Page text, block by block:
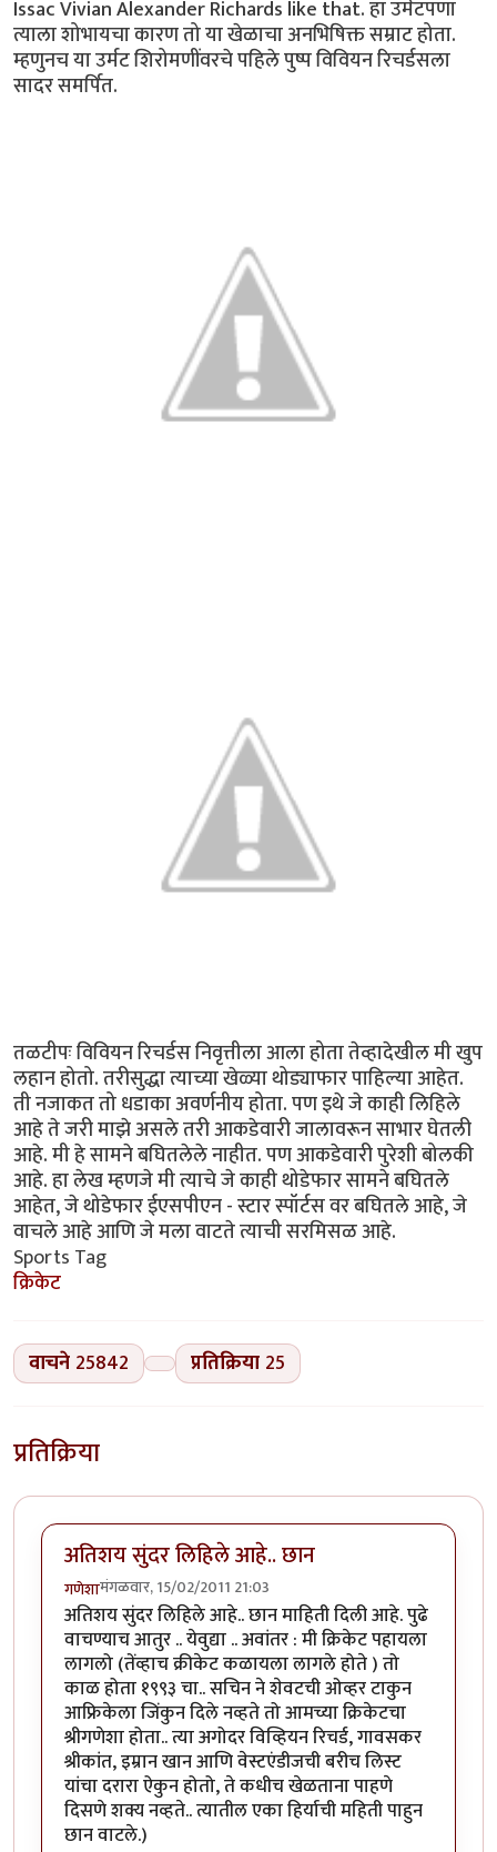
Issac Vivian Alexander Richards like that. हा उर्मटपणा
त्याला शोभायचा कारण तो या खेळाचा अनभिषिक्त सम्राट होता.
म्हणुनच या उर्मट शिरोमणींवरचे पहिले पुष्प विवियन रिचर्डसला
सादर समर्पित.
तळटीपः विवियन रिचर्डस निवृत्तीला आला होता तेव्हादेखील मी खुप
लहान होतो. तरीसुद्धा त्याच्या खेळ्या थोड्याफार पाहिल्या आहेत.
ती नजाकत तो धडाका अवर्णनीय होता. पण इथे जे काही लिहिले
आहे ते जरी माझे असले तरी आकडेवारी जालावरून साभार घेतली
आहे. मी हे सामने बघितलेले नाहीत. पण आकडेवारी पुरेशी बोलकी
आहे. हा लेख म्हणजे मी त्याचे जे काही थोडेफार सामने बघितले
आहेत, जे थोडेफार ईएसपीएन - स्टार स्पॉर्टस वर बघितले आहे, जे
वाचले आहे आणि जे मला वाटते त्याची सरमिसळ आहे.
Sports Tag
क्रिकेट
वाचने 25842 प्रतिक्रिया 25
प्रतिक्रिया
अतिशय सुंदर लिहिले आहे.. छान
गणेशामंगळवार, 15/02/2011 21:03
अतिशय सुंदर लिहिले आहे.. छान माहिती दिली आहे. पुढे
वाचण्याच आतुर .. येवुद्या .. अवांतर : मी क्रिकेट पहायला
लागलो (तेंव्हाच क्रीकेट कळायला लागले होते ) तो
काळ होता १९९३ चा.. सचिन ने शेवटची ओव्हर टाकुन
आफ्रिकेला जिंकुन दिले नव्हते तो आमच्या क्रिकेटचा
श्रीगणेशा होता.. त्या अगोदर विव्हियन रिचर्ड, गावसकर
श्रीकांत, इम्रान खान आणि वेस्टएंडीजची बरीच लिस्ट
यांचा दरारा ऐकुन होतो, ते कधीच खेळताना पाहणे
दिसणे शक्य नव्हते.. त्यातील एका हिर्याची महिती पाहुन
छान वाटले.)